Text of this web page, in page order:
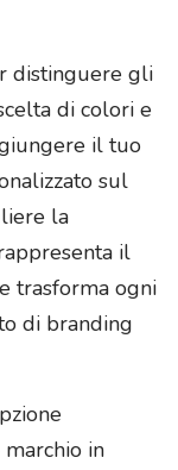
distinguere gli
di colori e
il tuo
sul
la
il
trasforma ogni
di branding
in